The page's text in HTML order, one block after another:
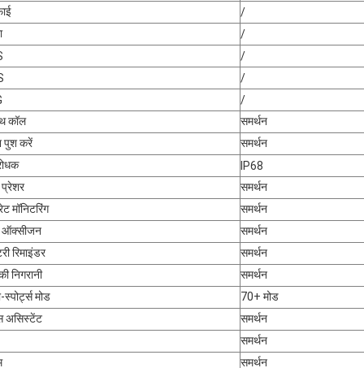
/
/
/
/
/
कॉल
समर्थन
पुश करें
समर्थन
IP68
समर्थन
मॉनिटरिंग
समर्थन
ऑक्सीजन
समर्थन
रिमाइंडर
समर्थन
निगरानी
समर्थन
स्पोर्ट्स मोड
70+ मोड
असिस्टेंट
समर्थन
समर्थन
समर्थन